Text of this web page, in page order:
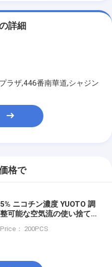
詳細
ラザ,446番南華道,シャジン
格で
5% ニコチン濃度 YUOTO 調
整可能な空気流の使い捨ての
Price： 200PCS